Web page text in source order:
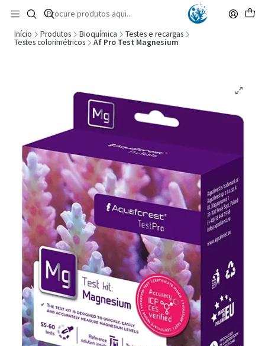
🚚 Portugal Continental: Portes Grátis desde 149,90€ (Envio extresso: 14,90€)
Ler mais
Início Produtos Bioquímica
Testes e recargas
Testes colorimétricos
Af Pro Test Magnesium